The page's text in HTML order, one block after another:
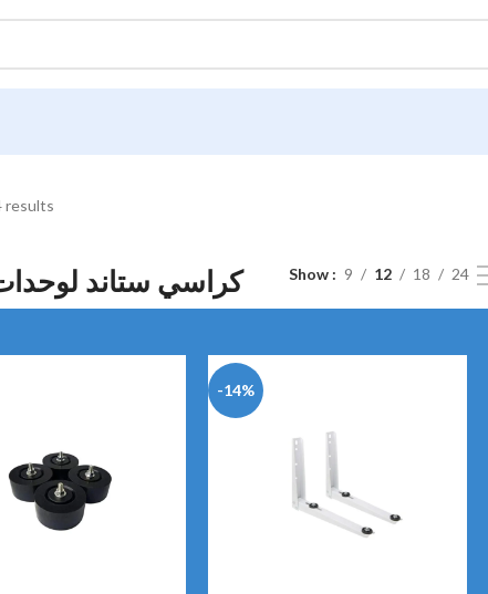
results
كراسي ستاند Show 9 12 18 24
-14%